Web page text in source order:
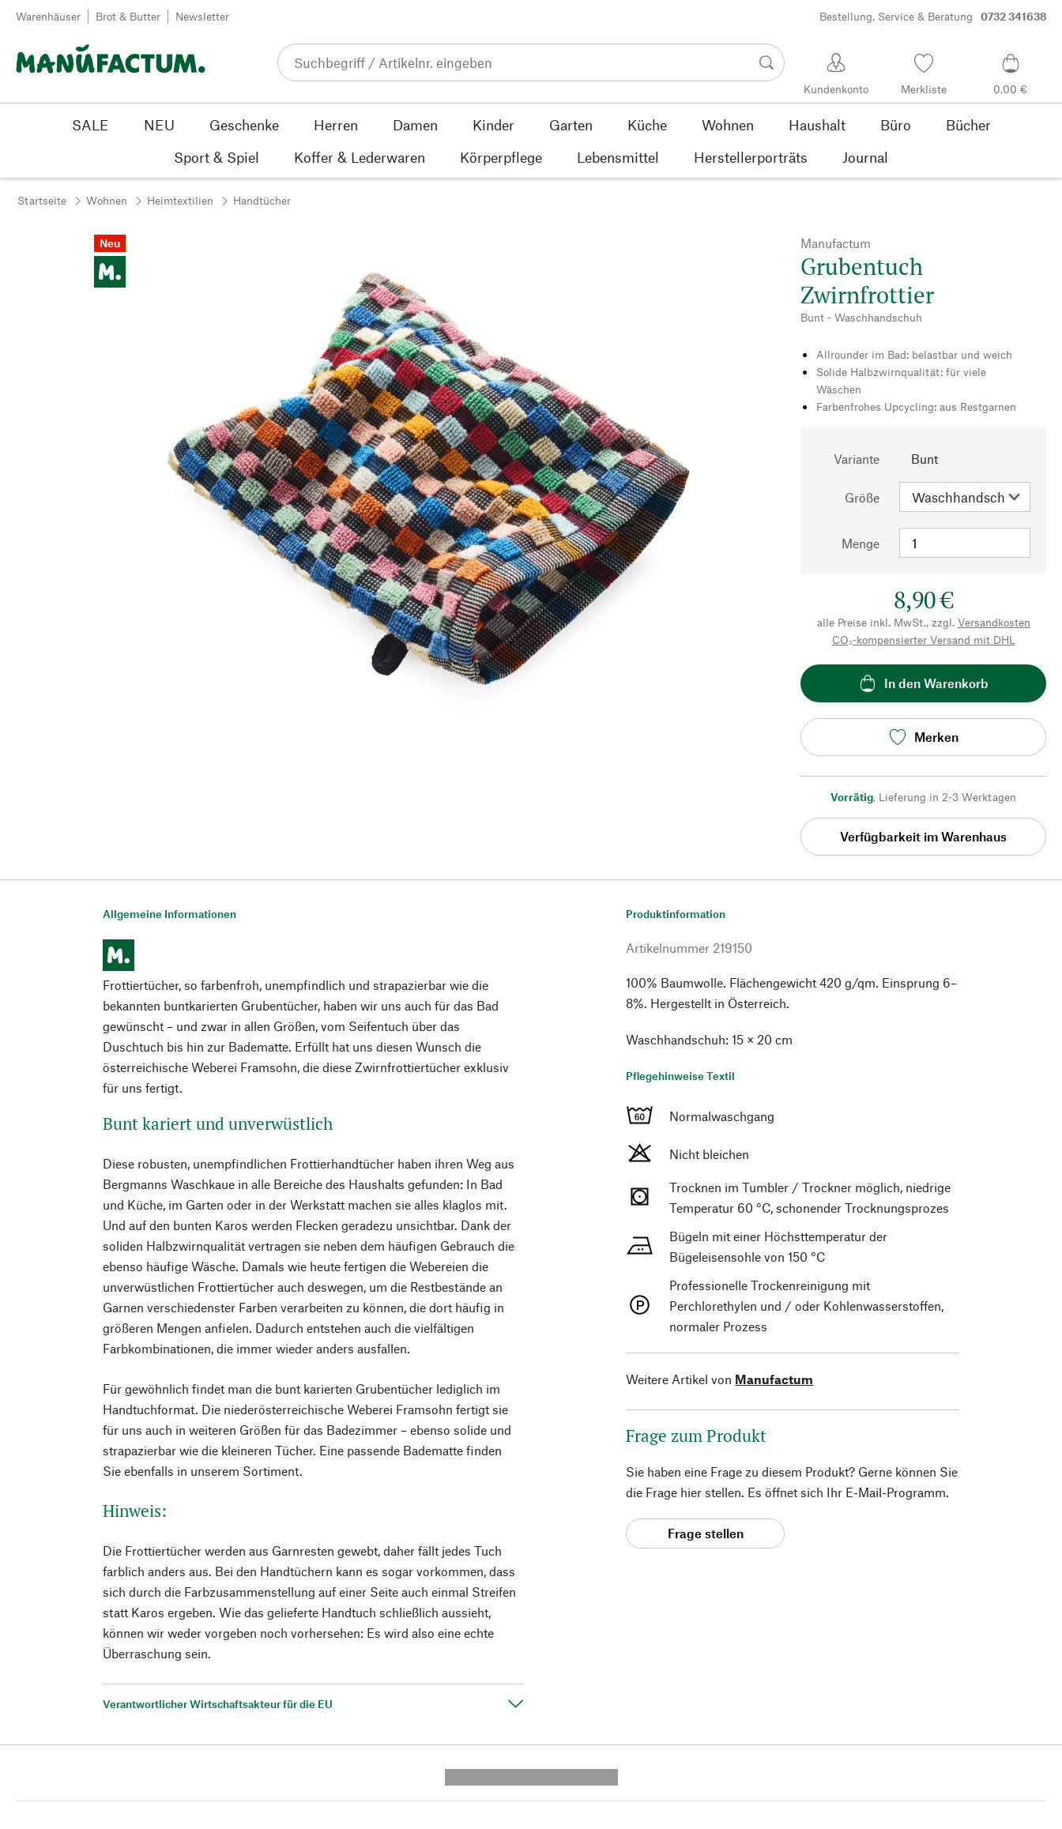
Zum Inhalt springen
Warenhäuser Brot & Butter Newsletter Bestellung, Service & Beratung 0732 341638
Kundenkonto Merkliste 0,00 €
SALE NEU Geschenke Herren Damen Kinder Garten Küche Wohnen Haushalt Büro
Bücher
Sport & Spiel
Koffer & Lederwaren Körperpflege Lebensmittel Herstellerporträts Journal
Startseite Wohnen Heimtextilien Handtücher
Neu Manufactum
Grubentuch
Zwirnfrottier
Bunt - Waschhandschuh
Allrounder im Bad: belastbar und weich
Solide Halbzwirnqualität: für viele
Wäschen
Farbenfrohes Upcycling: aus Restgarnen
Variante Bunt
Größe
Menge
8,90 €
alle Preise inkl. MwSt., zzgl. Versandkosten
CO₂-kompensierter Versand mit DHL
In den Warenkorb
Merken
Vorrätig, Lieferung in 2-3 Werktagen
Verfügbarkeit im Warenhaus
Allgemeine Informationen
Frottiertücher, so farbenfroh, unempfindlich und strapazierbar wie die
bekannten buntkarierten Grubentücher, haben wir uns auch für das Bad
gewünscht – und zwar in allen Größen, vom Seifentuch über das
Duschtuch bis hin zur Badematte. Erfüllt hat uns diesen Wunsch die
österreichische Weberei Framsohn, die diese Zwirnfrottiertücher exklusiv
für uns fertigt.
Bunt kariert und unverwüstlich
Diese robusten, unempfindlichen Frottierhandtücher haben ihren Weg aus
Bergmanns Waschkaue in alle Bereiche des Haushalts gefunden: In Bad
und Küche, im Garten oder in der Werkstatt machen sie alles klaglos mit.
Und auf den bunten Karos werden Flecken geradezu unsichtbar. Dank der
soliden Halbzwirnqualität vertragen sie neben dem häufigen Gebrauch die
ebenso häufige Wäsche. Damals wie heute fertigen die Webereien die
unverwüstlichen Frottiertücher auch deswegen, um die Restbestände an
Garnen verschiedenster Farben verarbeiten zu können, die dort häufig in
größeren Mengen anfielen. Dadurch entstehen auch die vielfältigen
Farbkombinationen, die immer wieder anders ausfallen.
Für gewöhnlich findet man die bunt karierten Grubentücher lediglich im
Handtuchformat. Die niederösterreichische Weberei Framsohn fertigt sie
für uns auch in weiteren Größen für das Badezimmer – ebenso solide und
strapazierbar wie die kleineren Tücher. Eine passende Badematte finden
Sie ebenfalls in unserem Sortiment.
Hinweis:
Die Frottiertücher werden aus Garnresten gewebt, daher fällt jedes Tuch
farblich anders aus. Bei den Handtüchern kann es sogar vorkommen, dass
sich durch die Farbzusammenstellung auf einer Seite auch einmal Streifen
statt Karos ergeben. Wie das gelieferte Handtuch schließlich aussieht,
können wir weder vorgeben noch vorhersehen: Es wird also eine echte
Überraschung sein.
Verantwortlicher Wirtschaftsakteur für die EU
Produktinformation
Artikelnummer 219150
100% Baumwolle. Flächengewicht 420 g/qm. Einsprung 6–
8%. Hergestellt in Österreich.
Waschhandschuh: 15 × 20 cm
Pflegehinweise Textil
Normalwaschgang
Nicht bleichen
Trocknen im Tumbler / Trockner möglich, niedrige
Temperatur 60 °C, schonender Trocknungsprozes
Bügeln mit einer Höchsttemperatur der
Bügeleisensohle von 150 °C
Professionelle Trockenreinigung mit
Perchlorethylen und / oder Kohlenwasserstoffen,
normaler Prozess
Weitere Artikel von Manufactum
Frage zum Produkt
Sie haben eine Frage zu diesem Produkt? Gerne können Sie
die Frage hier stellen. Es öffnet sich Ihr E-Mail-Programm.
Frage stellen